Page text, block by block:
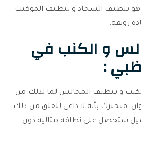
هو تنظيف السجاد و تنظيف الموكيت
رونقه.
و الكنب في
:
و تنظيف المجالس لما لذلك من
فنخبرك بأنه لا داعي للقلق من ذلك
ستحصل على نظافة مثالية دون